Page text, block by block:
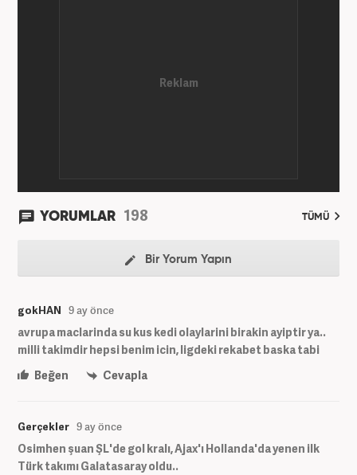
YORUMLAR 198 TÜMÜ
Bir Yorum Yapın
gokHAN 9 ay önce
avrupa maclarinda su kus kedi olaylarini birakin ayiptir ya..
milli takimdir hepsi benim icin, ligdeki rekabet baska tabi
Beğen
Cevapla
Gerçekler 9 ay önce
Osimhen şuan ŞL'de gol kralı, Ajax'ı Hollanda'da yenen ilk
Türk takımı Galatasaray oldu..